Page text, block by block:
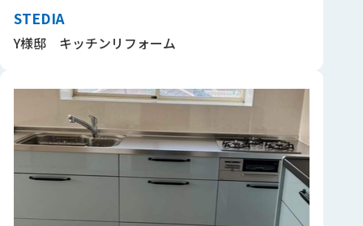
STEDIA
Y様邸 キッチンリフォーム